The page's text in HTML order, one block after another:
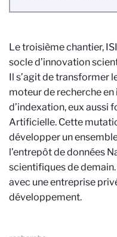
Le troisième chantier,
socle d’innovation
Il s’agit de transformer
moteur de recherche
d’indexation, eux aussi
Artificielle. Cette
développer un
l’entrepôt de données
scientifiques de
avec une entreprise
développement.